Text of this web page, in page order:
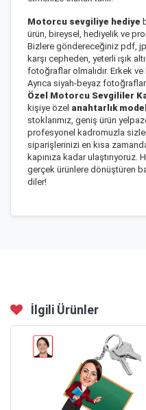
Motorcu sevgiliye hediye
ürün, bireysel, hediyelik ve
Bizlere göndereceğiniz pdf,
karşı cepheden, yeterli ışık
fotoğraflar olmalıdır. Erkek
Ayrıca siyah-beyaz
Özel Motorcu Sevgililer
kişiye özel anahtarlık
stoklarımız, geniş ürün
profesyonel kadromuzla
siparişlerinizi en kısa
kapınıza kadar
gerçek ürünlere dönüştüren
diler!
İlgili Ürünler